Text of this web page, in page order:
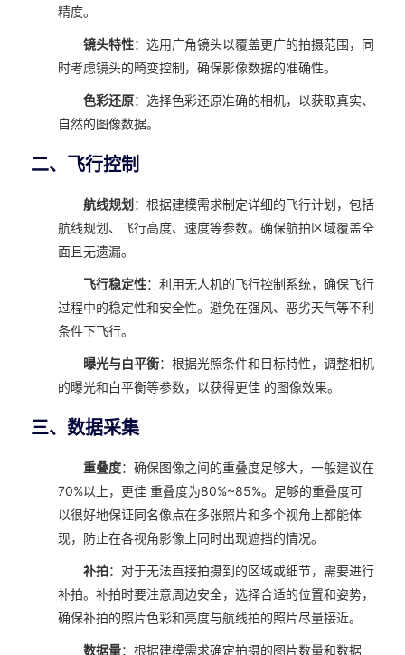
精度。
镜头特性：选用广角镜头以覆盖更广的拍摄范围，同
时考虑镜头的畸变控制，确保影像数据的准确性。
色彩还原：选择色彩还原准确的相机，以获取真实、
自然的图像数据。
二、飞行控制
航线规划 ：根据建模需求制定详细的飞行计划，包括
航线规划、飞行高度、速度等参数。确保航拍区域覆盖全
面且无遗漏。
飞行稳定性：利用无人机的飞行控制系统，确保飞行
过程中的稳定性和安全性。避免在强风、恶劣天气等不利
条件下飞行。
曝光与白平衡：根据光照条件和目标特性，调整相机
的曝光和白平衡等参数，以获得更佳 的图像效果。
三、数据采集
重叠度：确保图像之间的重叠度足够大，一般建议在
70%以上，更佳 重叠度为80%~85%。足够的重叠度可
以很好地保证同名像点在多张照片和多个视角上都能体
现，防止在各视角影像上同时出现遮挡的情况。
补拍：对于无法直接拍摄到的区域或细节，需要进行
补拍。补拍时要注意周边安全，选择合适的位置和姿势，
确保补拍的照片色彩和亮度与航线拍的照片尽量接近。
数据量：根据建模需求确定拍摄的图片数量和数据